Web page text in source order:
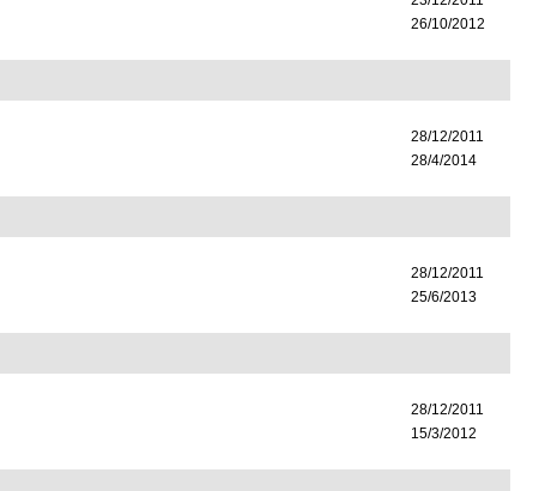
26/10/2012
28/12/2011
28/4/2014
28/12/2011
25/6/2013
28/12/2011
15/3/2012